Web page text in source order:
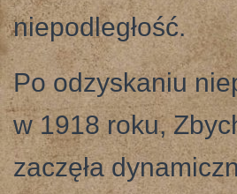
niepodległość.
Po odzyskaniu
w 1918 roku,
zaczęła